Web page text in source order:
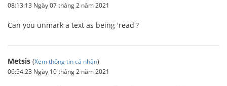
08:13:13 Ngày 07 tháng 2 năm 2021
Can you unmark a text as being 'read'?
Metsis (Xem thông tin cá nhân)
06:54:23 Ngày 10 tháng 2 năm 2021